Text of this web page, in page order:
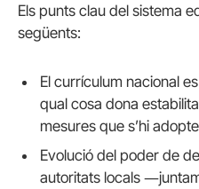
Els punts clau del sistema
següents:
El currículum nacional
qual cosa dona
mesures que s’hi
Evolució del poder de
autoritats locals